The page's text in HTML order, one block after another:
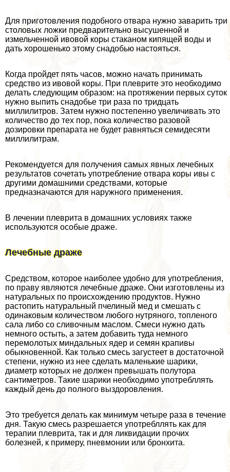
Для приготовления подобного отвара нужно заварить три
столовых ложки предварительно высушенной и
измельченной ивовой коры стаканом кипящей воды и
дать хорошенько этому снадобью настояться.
Когда пройдет пять часов, можно начать принимать
средство из ивовой коры. При плеврите это необходимо
делать следующим образом: на протяжении первых суток
нужно выпить снадобье три раза по тридцать
миллилитров. Затем нужно постепенно увеличивать это
количество до тех пор, пока количество разовой
дозировки препарата не будет равняться семидесяти
миллилитрам.
Рекомендуется для получения самых явных лечебных
результатов сочетать употрeбление отвара коры ивы с
другими домашними средствами, которые
предназначаются для наружного применения.
В лечении плеврита в домашних условиях также
используются особые драже.
Лечебные драже
Средством, которое наиболее удобно для употрeбления,
по праву являются лечебные драже. Они изготовлены из
натуральных по происхождению продуктов. Нужно
растопить натуральный пчелиный мед и смешать с
одинаковым количеством любого нутряного, топленого
сала либо со сливочным маслом. Смеси нужно дать
немного остыть, а затем добавить туда немного
перемолотых миндальных ядер и семян крапивы
обыкновенной. Как только смесь загустеет в достаточной
степени, нужно из нее сделать маленькие шарики,
диаметр которых не должен превышать полутора
сантиметров. Такие шарики необходимо употрeбллять
каждый день до полного выздоровления.
Это требуется делать как минимум четыре раза в течение
дня. Такую смесь разрешается употрeбллять как для
терапии плеврита, так и для ликвидации прочих
болезней, к примеру, пневмонии или бронхита.